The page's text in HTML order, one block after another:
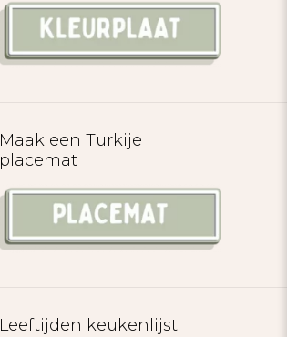
Maak een Turkije
placemat
Leeftijden keukenlijst